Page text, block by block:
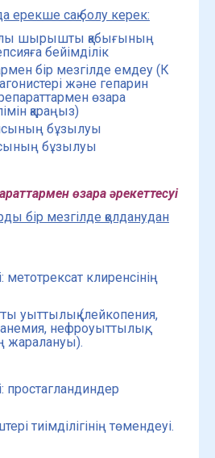
ерекше сақ болу керек:
шырышты қабығының
бейімділік
бір мезгілде емдеу (К
және гепарин
өзара
қараңыз)
бұзылуы
бұзылуы
өзара әрекеттесуі
бір мезгілде қолданудан
метотрексат клиренсінің
уыттылық (лейкопения,
нефроуыттылық,
жаралануы).
простагландиндер
тиімділігінің төмендеуі.